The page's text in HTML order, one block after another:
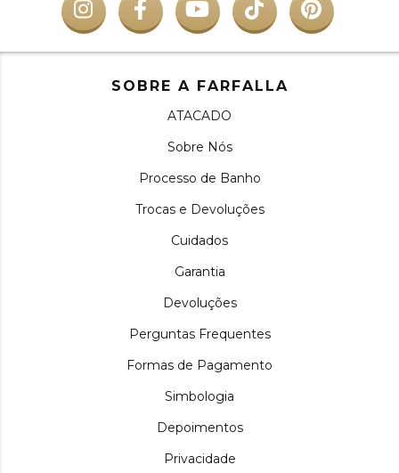
SOBRE A FARFALLA
ATACADO
Sobre Nós
Processo de Banho
Trocas e Devoluções
Cuidados
Garantia
Devoluções
Perguntas Frequentes
Formas de Pagamento
Simbologia
Depoimentos
Privacidade